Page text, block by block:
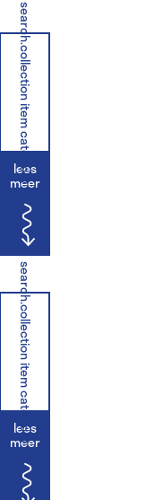
search.collection item category
lees
meer
search.collection item category
lees
meer